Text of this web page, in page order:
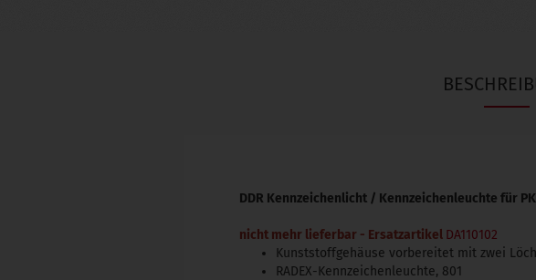
DDR Kennzeichenlicht / Kennzeichenleuchte für
nicht mehr lieferbar - Ersatzartikel DA110102
Kunststoffgehäuse vorbereitet mit zwei
RADEX-Kennzeichenleuchte, 801